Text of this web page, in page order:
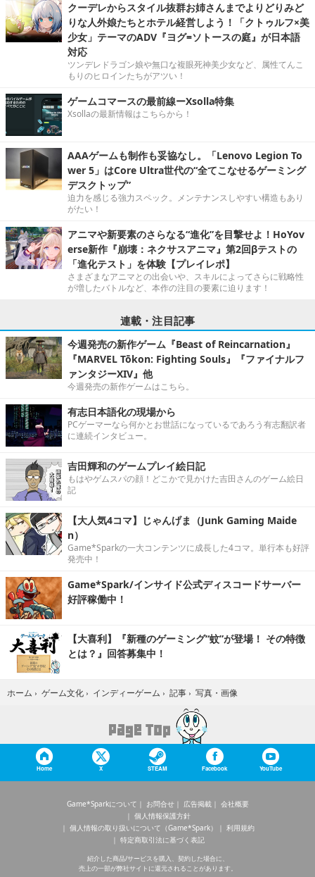
クーデレからスタイル抜群お姉さんまでよりどりみど
りな人外娘たちとホテル経営しよう！「クトゥルフ×美
少女」テーマのADV『ヨグ=ソトースの庭』が日本語
対応
ツンデレドラゴン娘や無口な複眼死神美少女など、属性てんこ
もりのヒロインたちがアツい！
ゲームコマースの最前線ーXsolla特集
Xsollaの最新情報はこちらから！
AAAゲームも制作も妥協なし。「Lenovo Legion To
wer 5」はCore Ultra世代の“全てこなせるゲーミング
デスクトップ”
迫力を感じる強力スペック。メンテナンスしやすい構造もあり
がたい！
アニマや新要素のさらなる“進化”を目撃せよ！HoYov
erse新作『崩壊：ネクサスアニマ』第2回βテストの
「進化テスト」を体験【プレイレポ】
さまざまなアニマとの出会いや、スキルによってさらに戦略性
が増したバトルなど、本作の注目の要素に迫ります！
連載・注目記事
今週発売の新作ゲーム『Beast of Reincarnation』
『MARVEL Tōkon: Fighting Souls』『ファイナルフ
ァンタジーXIV』他
今週発売の新作ゲームはこちら。
有志日本語化の現場から
PCゲーマーなら何かとお世話になっているであろう有志翻訳者
に連続インタビュー。
吉田輝和のゲームプレイ絵日記
もはやゲムスパの顔！どこかで見かけた吉田さんのゲーム絵日
記
【大人気4コマ】じゃんげま（Junk Gaming Maide
n）
Game*Sparkの一大コンテンツに成長した4コマ。単行本も好評
発売中！
Game*Spark/インサイド公式ディスコードサーバー
好評稼働中！
【大喜利】『新種のゲーミング“蚊”が登場！ その特徴
とは？』回答募集中！
ホーム › ゲーム文化 › インディーゲーム › 記事 › 写真・画像
Home X STEAM Facebook YouTube
Game*Sparkについて お問合せ 広告掲載
会社概要
個人情報保護方針
個人情報の取り扱いについて（Game*Spark）
利用規約
特定商取引法に基づく表記
紹介した商品/サービスを購入、契約した場合に、
売上の一部が弊社サイトに還元されることがあります。